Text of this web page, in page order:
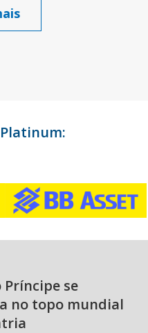
Príncipe se
no topo mundial